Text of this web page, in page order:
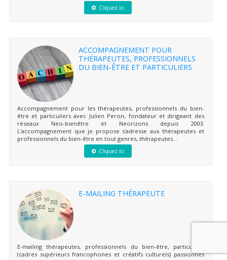
Cliquez ici
ACCOMPAGNEMENT POUR
THÉRAPEUTES, PROFESSIONNELS
DU BIEN-ÊTRE ET PARTICULIERS
Accompagnement pour les thérapeutes, professionnels du bien-
être et particuliers avec Julien Peron, fondateur et dirigeant des
réseaux Neo-bienêtre et Neorizons depuis 2003.
L'accompagnement que je propose s'adresse aux thérapeutes et
professionnels du bien-être en tout genres, thérapeutes...
Cliquez ici
E-MAILING THÉRAPEUTE
E-mailing thérapeutes, professionnels du bien-être, particuliers
(cadres supérieurs francophones et créatifs culturels) passionnés